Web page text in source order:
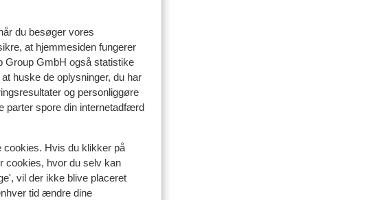
du besøger vores
at hjemmesiden fungerer
Group GmbH også statistike
huske de oplysninger, du har
og personliggøre
parter spore din internetadfærd
cookies. Hvis du klikker på
cookies, hvor du selv kan
vil der ikke blive placeret
tid ændre dine
booket af med familie
12. mar. 2026
ligt
tov alles!
hotels qua
sauna’s etc.
Eten is top,
Alleen wat
ligt
tov alles!
hotels qua
sauna’s etc.
Eten is top,